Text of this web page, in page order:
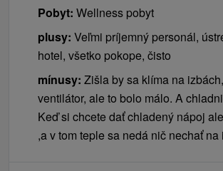
Pobyt: Wellness pobyt
plusy: Veľmi príjemný personál,
hotel, všetko pokope, čisto
mínusy: Zišla by sa klíma na
ventilátor, ale to bolo málo. A
Keď si chcete dať chladený nápoj
,a v tom teple sa nedá nič nechať na